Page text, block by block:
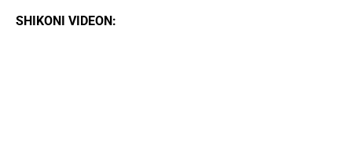
SHIKONI VIDEON: